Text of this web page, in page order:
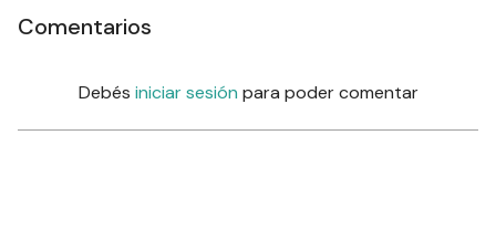
Comentarios
Debés iniciar sesión para poder comentar